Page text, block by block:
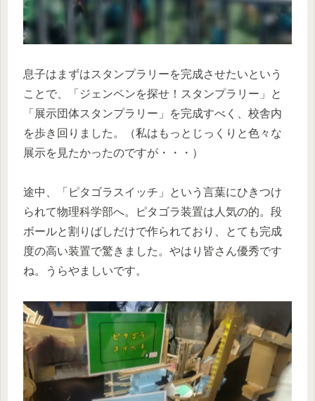
息子はまずはスタンプラリーを完成させたいという
ことで、「ジェンペンを探せ！スタンプラリー」と
「展示団体スタンプラリー」を完成すべく、校舎内
を歩き回りました。（私はもっとじっくりと色々な
展示を見たかったのですが・・・）
途中、「ピタゴラスイッチ」という言葉にひきつけ
られて物理科学部へ。ピタゴラ装置は人気の的。段
ボールと割りばしだけで作られており、とても完成
度の高い装置で驚きました。やはり皆さん優秀です
ね。うらやましいです。